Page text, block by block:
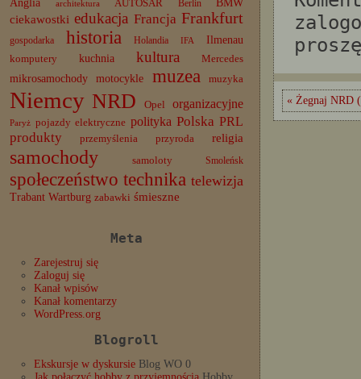
architektura AUTOSAR Berlin
ciekawostki edukacja Francja Frankfurt
gospodarka historia Holandia IFA
Ilmenau
komputery
kuchnia kultura Mercedes
mikrosamochody motocykle muzea muzyka
Niemcy NRD Opel organizacyjne
Paryż pojazdy elektryczne polityka Polska PRL
produkty
przemyślenia przyroda religia
samochody samoloty Smoleńsk
społeczeństwo technika telewizja
Trabant Wartburg zabawki śmieszne
Meta
Zarejestruj się
Zaloguj się
Kanał wpisów
Kanał komentarzy
WordPress.org
Blogroll
Ekskursje w dyskursie Blog WO 0
« Żegnaj NRD